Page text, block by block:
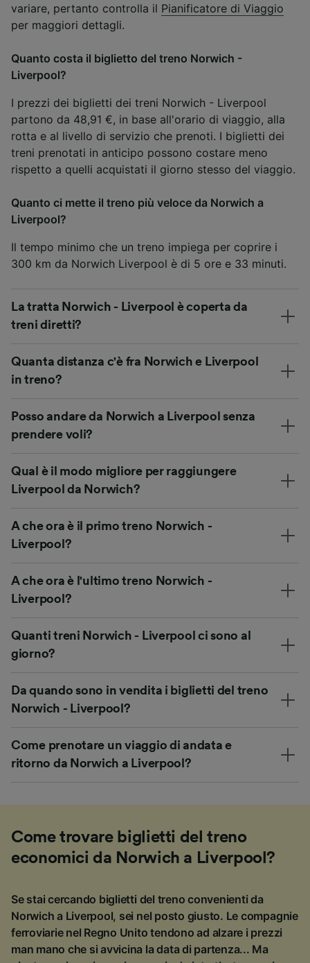
variare, pertanto controlla il Pianificatore di Viaggio
per maggiori dettagli.
Quanto costa il biglietto del treno Norwich -
Liverpool?
I prezzi dei biglietti dei treni Norwich - Liverpool
partono da 48,91 €, in base all'orario di viaggio, alla
rotta e al livello di servizio che prenoti. I biglietti dei
treni prenotati in anticipo possono costare meno
rispetto a quelli acquistati il giorno stesso del viaggio.
Quanto ci mette il treno più veloce da Norwich a
Liverpool?
Il tempo minimo che un treno impiega per coprire i
300 km da Norwich Liverpool è di 5 ore e 33 minuti.
La tratta Norwich - Liverpool è coperta da
treni diretti?
Quanta distanza c'è fra Norwich e Liverpool
in treno?
Posso andare da Norwich a Liverpool senza
prendere voli?
Qual è il modo migliore per raggiungere
Liverpool da Norwich?
A che ora è il primo treno Norwich -
Liverpool?
A che ora è l'ultimo treno Norwich -
Liverpool?
Quanti treni Norwich - Liverpool ci sono al
giorno?
Da quando sono in vendita i biglietti del treno
Norwich - Liverpool?
Come prenotare un viaggio di andata e
ritorno da Norwich a Liverpool?
Come trovare biglietti del treno
economici da Norwich a Liverpool?
Se stai cercando biglietti del treno convenienti da
Norwich a Liverpool, sei nel posto giusto. Le compagnie
ferroviarie nel Regno Unito tendono ad alzare i prezzi
man mano che si avvicina la data di partenza... Ma